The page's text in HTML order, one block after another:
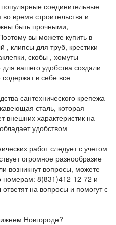
соединительные
время строительства и
быть прочными,
вы можете купить в
клипсы для труб, крестики
скобы , хомуты
вашего удобства создали
в себе все
сантехнического крепежа
сталь, которая
внешних характеристик на
удобством
работ следует с учетом
огромное разнообразие
возникнут вопросы, можете
8(831)412-12-72 и
на вопросы и помогут с
Новгороде?